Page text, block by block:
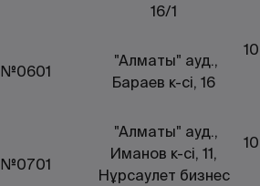
16/1
№0601
"Алматы" ауд.,
Бараев к-сі, 16
№0701
"Алматы" ауд.,
Иманов к-сі, 11,
Нұрсаулет бизнес